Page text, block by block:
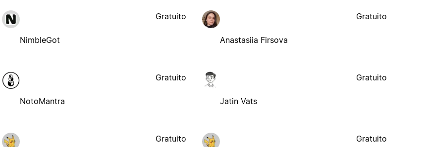
NimbleGot
Gratuito
Anastasiia Firsova
Gratuito
NotoMantra
Gratuito
Jatin Vats
Gratuito
Gratuito Gratuito